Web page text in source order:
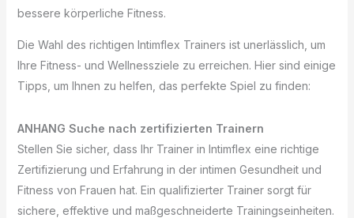
bessere körperliche Fitness.
Die Wahl des richtigen Intimflex Trainers ist unerlässlich, um
Ihre Fitness- und Wellnessziele zu erreichen. Hier sind einige
Tipps, um Ihnen zu helfen, das perfekte Spiel zu finden:
ANHANG Suche nach zertifizierten Trainern
Stellen Sie sicher, dass Ihr Trainer in Intimflex eine richtige
Zertifizierung und Erfahrung in der intimen Gesundheit und
Fitness von Frauen hat. Ein qualifizierter Trainer sorgt für
sichere, effektive und maßgeschneiderte Trainingseinheiten.